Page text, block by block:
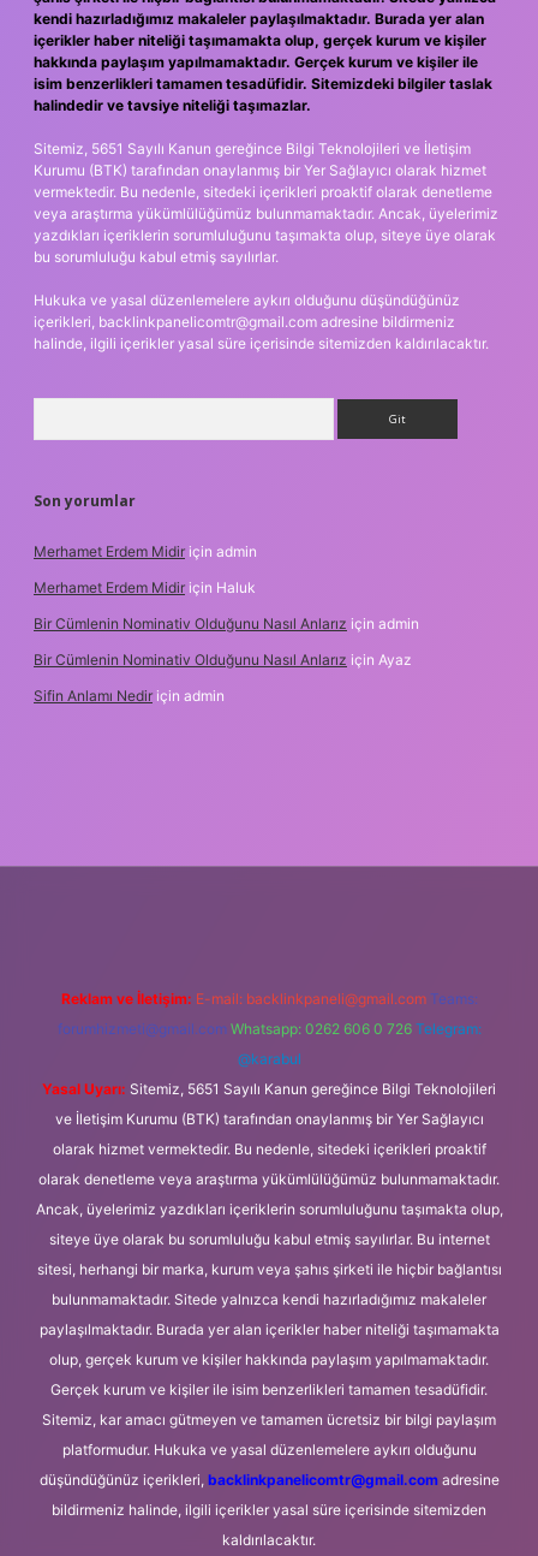
kendi hazırladığımız makaleler paylaşılmaktadır. Burada yer alan
içerikler haber niteliği taşımamakta olup, gerçek kurum ve kişiler
hakkında paylaşım yapılmamaktadır. Gerçek kurum ve kişiler ile
isim benzerlikleri tamamen tesadüfidir. Sitemizdeki bilgiler taslak
halindedir ve tavsiye niteliği taşımazlar.
Sitemiz, 5651 Sayılı Kanun gereğince Bilgi Teknolojileri ve İletişim
Kurumu (BTK) tarafından onaylanmış bir Yer Sağlayıcı olarak hizmet
vermektedir. Bu nedenle, sitedeki içerikleri proaktif olarak denetleme
veya araştırma yükümlülüğümüz bulunmamaktadır. Ancak, üyelerimiz
yazdıkları içeriklerin sorumluluğunu taşımakta olup, siteye üye olarak
bu sorumluluğu kabul etmiş sayılırlar.
Hukuka ve yasal düzenlemelere aykırı olduğunu düşündüğünüz
içerikleri, backlinkpanelicomtr@gmail.com adresine bildirmeniz
halinde, ilgili içerikler yasal süre içerisinde sitemizden kaldırılacaktır.
Son yorumlar
Merhamet Erdem Midir için admin
Merhamet Erdem Midir için Haluk
Bir Cümlenin Nominativ Olduğunu Nasıl Anlarız için admin
Bir Cümlenin Nominativ Olduğunu Nasıl Anlarız için Ayaz
Sifin Anlamı Nedir için admin
Reklam ve İletişim: E-mail: backlinkpaneli@gmail.com Teams:
forumhizmeti@gmail.com Whatsapp: 0262 606 0 726 Telegram:
@karabul
Yasal Uyarı: Sitemiz, 5651 Sayılı Kanun gereğince Bilgi Teknolojileri
ve İletişim Kurumu (BTK) tarafından onaylanmış bir Yer Sağlayıcı
olarak hizmet vermektedir. Bu nedenle, sitedeki içerikleri proaktif
olarak denetleme veya araştırma yükümlülüğümüz bulunmamaktadır.
Ancak, üyelerimiz yazdıkları içeriklerin sorumluluğunu taşımakta olup,
siteye üye olarak bu sorumluluğu kabul etmiş sayılırlar. Bu internet
sitesi, herhangi bir marka, kurum veya şahıs şirketi ile hiçbir bağlantısı
bulunmamaktadır. Sitede yalnızca kendi hazırladığımız makaleler
paylaşılmaktadır. Burada yer alan içerikler haber niteliği taşımamakta
olup, gerçek kurum ve kişiler hakkında paylaşım yapılmamaktadır.
Gerçek kurum ve kişiler ile isim benzerlikleri tamamen tesadüfidir.
Sitemiz, kar amacı gütmeyen ve tamamen ücretsiz bir bilgi paylaşım
platformudur. Hukuka ve yasal düzenlemelere aykırı olduğunu
düşündüğünüz içerikleri, backlinkpanelicomtr@gmail.comadresine
bildirmeniz halinde, ilgili içerikler yasal süre içerisinde sitemizden
kaldırılacaktır.